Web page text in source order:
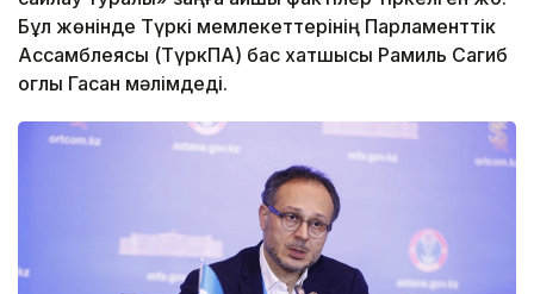
Бұл жөнінде Түркі мемлекеттерінің Парламенттік
Ассамблеясы (ТүркПА) бас хатшысы Рамиль Сагиб
оглы Гасан мәлімдеді.